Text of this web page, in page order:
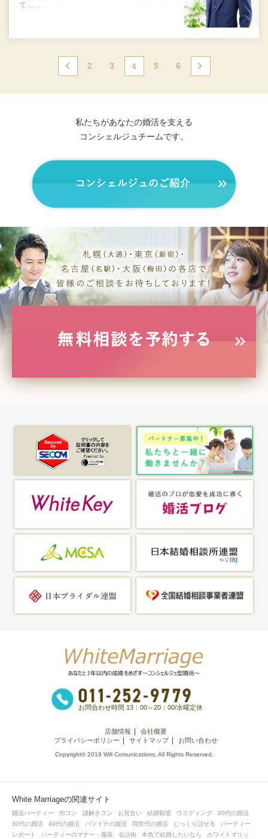
て……
前の 2 3 4 5 6 次の
私たちがあなたの婚活を支える
コンシェルジュチームです。
お問合わせ時間 13：00～20：00/水曜定休
店舗情報
会社概要
プライバシーポリシー
サイトマップ お問い合わせ
Copyright© 2019 Will Comunications, All Rights Reserved.
White Marriageの関連サイト
婚活パーティー 街コン 謎解きコン お見合い 結婚願望 ウエディング
20代の婚活
30代の婚活
40代の婚活 バツイチの婚活 同世代の婚活 じっくり話せる
パーティー
レポート
パーティーのマナー・服装 会話術 本気で結婚したいなら ホワイトマリッ